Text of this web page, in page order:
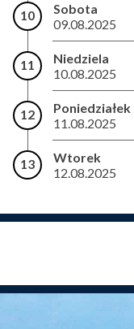
10
Sobota
09.08.2025
11
Niedziela
10.08.2025
12
Poniedziałek
11.08.2025
13
Wtorek
12.08.2025